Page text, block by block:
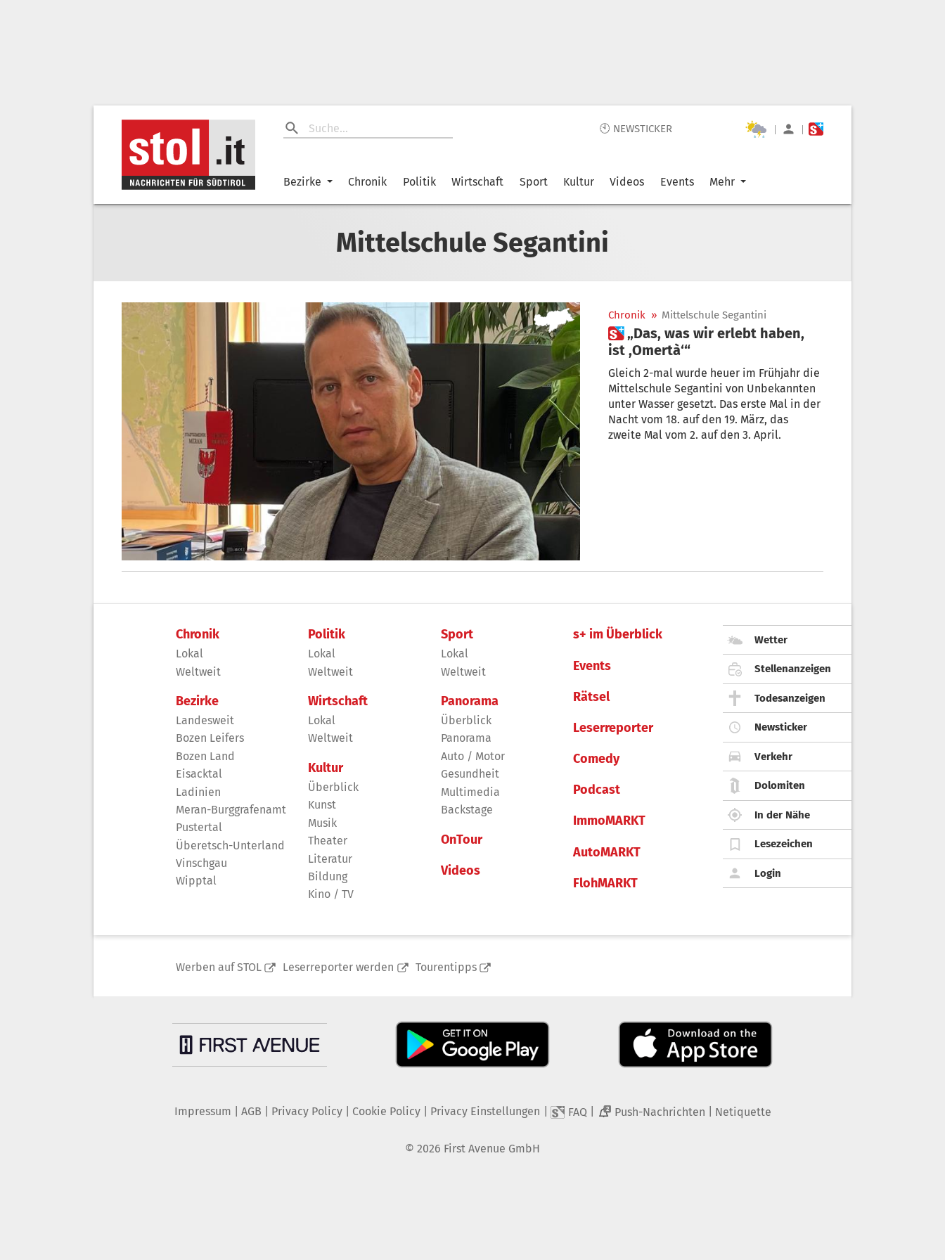
🕙 NEWSTICKER | |
Bezirke Chronik Politik Wirtschaft Sport Kultur Videos Events Mehr
Mittelschule Segantini
Chronik » Mittelschule Segantini
 „Das, was wir erlebt haben,
ist ,Omertà‘“
Gleich 2-mal wurde heuer im Frühjahr die
Mittelschule Segantini von Unbekannten
unter Wasser gesetzt. Das erste Mal in der
Nacht vom 18. auf den 19. März, das
zweite Mal vom 2. auf den 3. April.
Chronik
Lokal
Weltweit
Bezirke
Landesweit
Bozen Leifers
Bozen Land
Eisacktal
Ladinien
Meran-Burggrafenamt
Pustertal
Überetsch-Unterland
Vinschgau
Wipptal
Politik
Lokal
Weltweit
Wirtschaft
Lokal
Weltweit
Kultur
Überblick
Kunst
Musik
Theater
Literatur
Bildung
Kino / TV
Sport
Lokal
Weltweit
Panorama
Überblick
Panorama
Auto / Motor
Gesundheit
Multimedia
Backstage
OnTour
Videos
s+ im Überblick
Events
Rätsel
Leserreporter
Comedy
Podcast
ImmoMARKT
AutoMARKT
FlohMARKT
Wetter
Stellenanzeigen
Todesanzeigen
Newsticker
Verkehr
Dolomiten
In der Nähe
Lesezeichen
Login
Werben auf STOL Leserreporter werden Tourentipps
Impressum AGB Privacy Policy| Cookie Policy| Privacy Einstellungen FAQ 2 Push-Nachrichten Netiquette
© 2026 First Avenue GmbH